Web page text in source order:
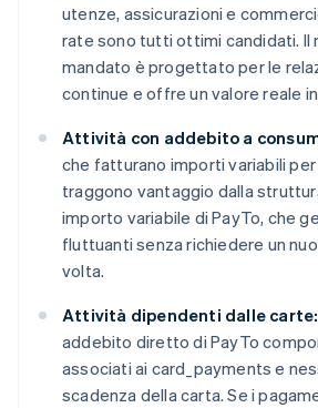
utenze, assicurazioni e
rate sono tutti ottimi candidati. Il
mandato è progettato per le
continue e offre un valore reale
Attività con addebito a
che fatturano importi variabili
traggono vantaggio dalla
importo variabile di PayTo, che
fluttuanti senza richiedere un
volta.
Attività dipendenti dalle carte:
addebito diretto di PayTo
associati ai card_payments e
scadenza della carta. Se i